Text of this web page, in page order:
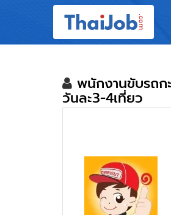
Login
พนักงานขับรถก
วันละ3-4เที่ยว